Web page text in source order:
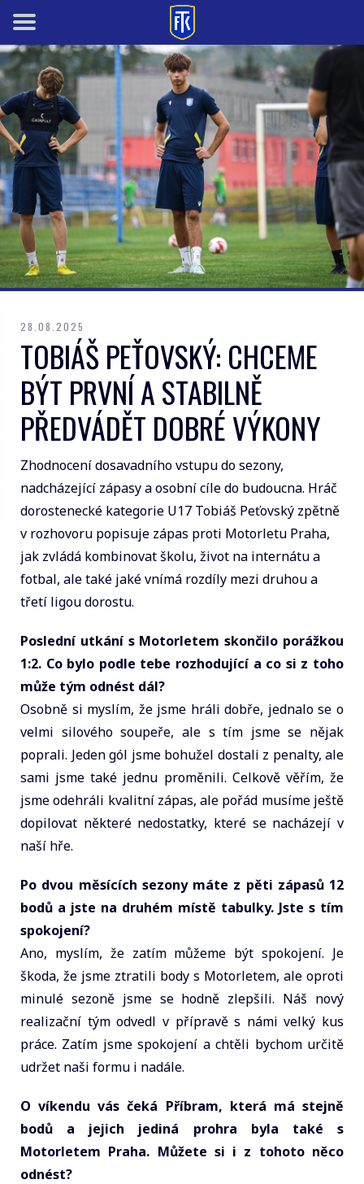
28.08.2025
TOBIÁŠ PEŤOVSKÝ: CHCEME
BÝT PRVNÍ A STABILNĚ
PŘEDVÁDĚT DOBRÉ VÝKONY
Zhodnocení dosavadního vstupu do sezony,
nadcházející zápasy a osobní cíle do budoucna. Hráč
dorostenecké kategorie U17 Tobiáš Peťovský zpětně
v rozhovoru popisuje zápas proti Motorletu Praha,
jak zvládá kombinovat školu, život na internátu a
fotbal, ale také jaké vnímá rozdíly mezi druhou a
třetí ligou dorostu.
Poslední utkání s Motorletem skončilo porážkou
1:2. Co bylo podle tebe rozhodující a co si z toho
může tým odnést dál?
Osobně si myslím, že jsme hráli dobře, jednalo se o
velmi silového soupeře, ale s tím jsme se nějak
poprali. Jeden gól jsme bohužel dostali z penalty, ale
sami jsme také jednu proměnili. Celkově věřím, že
jsme odehráli kvalitní zápas, ale pořád musíme ještě
dopilovat některé nedostatky, které se nacházejí v
naší hře.
Po dvou měsících sezony máte z pěti zápasů 12
bodů a jste na druhém místě tabulky. Jste s tím
spokojení?
Ano, myslím, že zatím můžeme být spokojení. Je
škoda, že jsme ztratili body s Motorletem, ale oproti
minulé sezoně jsme se hodně zlepšili. Náš nový
realizační tým odvedl v přípravě s námi velký kus
práce. Zatím jsme spokojení a chtěli bychom určitě
udržet naši formu i nadále.
O víkendu vás čeká Příbram, která má stejně
bodů a jejich jediná prohra byla také s
Motorletem Praha. Můžete si i z tohoto něco
odnést?